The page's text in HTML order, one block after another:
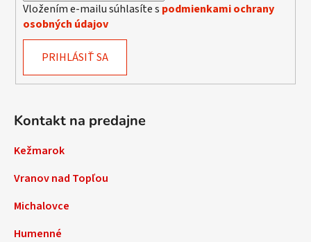
Vložením e-mailu súhlasíte s podmienkami ochrany
osobných údajov
PRIHLÁSIŤ SA
Kontakt na predajne
Kežmarok
Vranov nad Topľou
Michalovce
Humenné